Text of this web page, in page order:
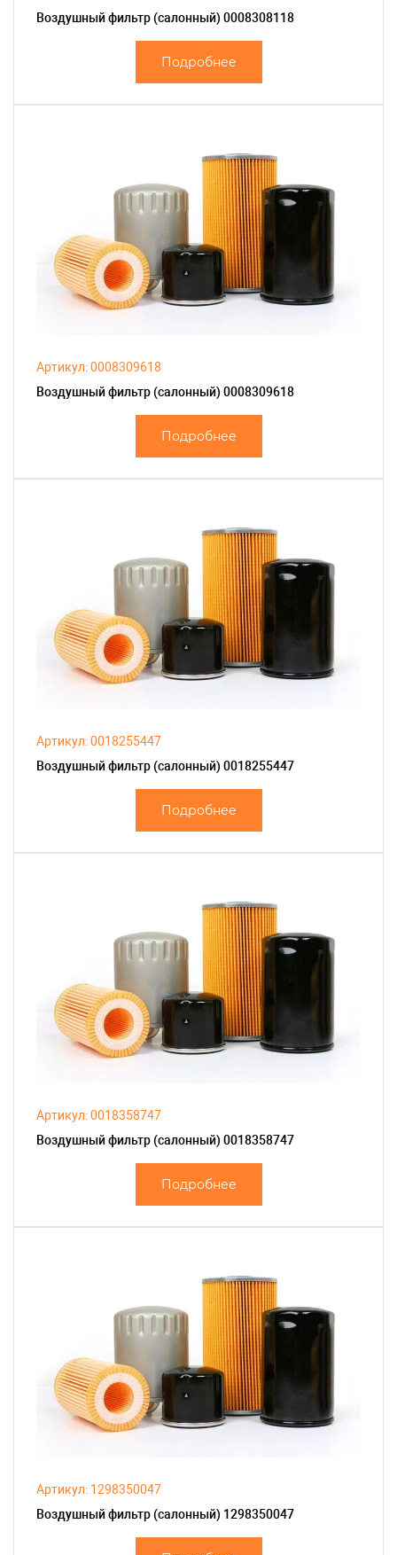
Воздушный фильтр (салонный) 0008308118
Подробнее
Артикул: 0008309618
Воздушный фильтр (салонный) 0008309618
Подробнее
Артикул: 0018255447
Воздушный фильтр (салонный) 0018255447
Подробнее
Артикул: 0018358747
Воздушный фильтр (салонный) 0018358747
Подробнее
Артикул: 1298350047
Воздушный фильтр (салонный) 1298350047